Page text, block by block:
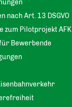
nach Art. 13 DSGVO
zum Pilotprojekt AFK
Bewerbende